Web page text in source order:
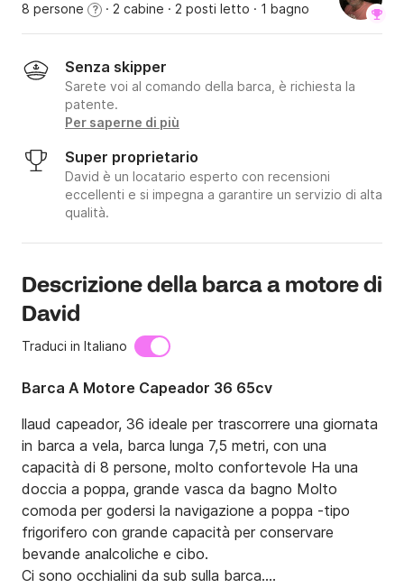
8 persone ? · 2 cabine · 2 posti letto · 1 bagno
Senza skipper
Sarete voi al comando della barca, è richiesta la
patente.
Per saperne di più
Super proprietario
David è un locatario esperto con recensioni
eccellenti e si impegna a garantire un servizio di alta
qualità.
Descrizione della barca a motore di
David
Traduci in Italiano
Barca A Motore Capeador 36 65cv
llaud capeador, 36 ideale per trascorrere una giornata
in barca a vela, barca lunga 7,5 metri, con una
capacità di 8 persone, molto confortevole Ha una
doccia a poppa, grande vasca da bagno Molto
comoda per godersi la navigazione a poppa -tipo
frigorifero con grande capacità per conservare
bevande analcoliche e cibo.
Ci sono occhialini da sub sulla barca.